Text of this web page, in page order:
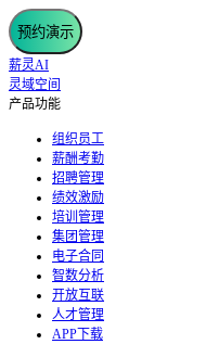
预约演示
薪灵AI
灵域空间
产品功能
组织员工
薪酬考勤
招聘管理
绩效激励
培训管理
集团管理
电子合同
智数分析
开放互联
人才管理
APP下载